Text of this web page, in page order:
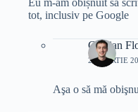
Eu m-am obișnuit să
tot, inclusiv pe Google
Cristian
20 MARTIE
Aşa o să mă